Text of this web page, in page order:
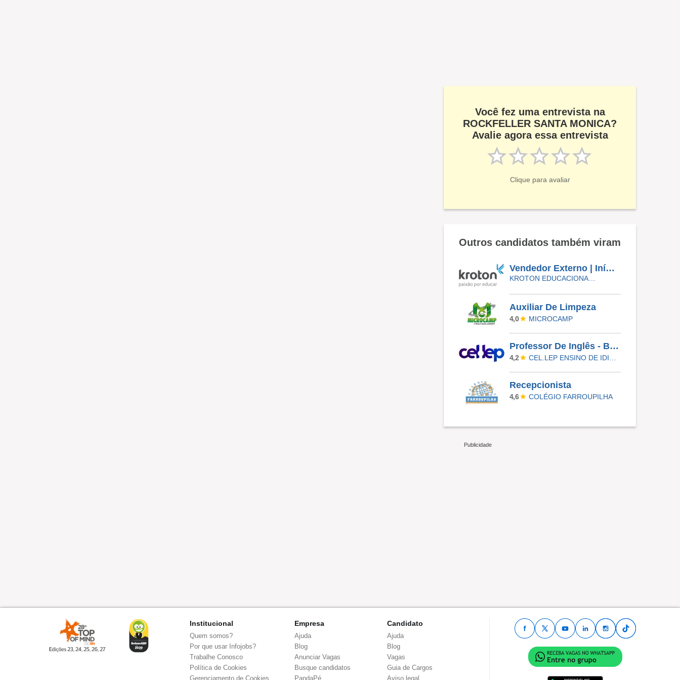
Você fez uma entrevista na
ROCKFELLER SANTA MONICA?
Avalie agora essa entrevista
Clique para avaliar
Outros candidatos também viram
Vendedor Externo | Início Imediato - SUMARÉ
Auxiliar De Limpeza
4,0 MICROCAMP
Professor De Inglês - Barueri
4,2
Recepcionista
4,6 COLÉGIO FARROUPILHA
Institucional
Quem somos?
Por que usar Infojobs?
Trabalhe Conosco
Política de Cookies
Gerenciamento de Cookies
Empresa
Ajuda
Blog
Anunciar Vagas
Busque candidatos
PandaPé
Candidato
Ajuda
Blog
Vagas
Guia de Cargos
Aviso legal